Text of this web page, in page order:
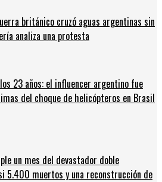
británico cruzó aguas argentinas sin
analiza una protesta
23 años: el influencer argentino fue
del choque de helicópteros en Brasil
un mes del devastador doble
5.400 muertos y una reconstrucción de